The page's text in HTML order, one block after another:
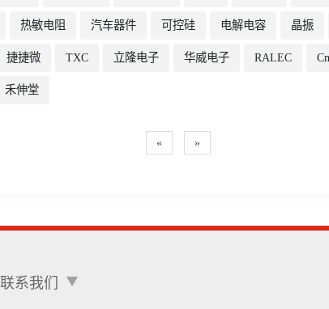
热敏电阻 汽车器件 可控硅 电解电容 晶振
捷捷微 TXC 立隆电子 华威电子 RALEC
禾伸堂
« »
联系我们